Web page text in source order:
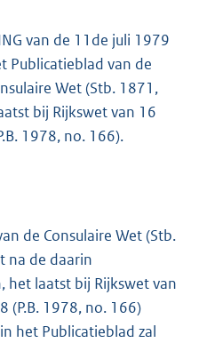
van de 11de juli 1979
Publicatieblad van de
Wet (Stb. 1871,
bij Rijkswet van 16
1978, no. 166).
de Consulaire Wet (Stb.
na de daarin
het laatst bij Rijkswet van
(P.B. 1978, no. 166)
het Publicatieblad zal